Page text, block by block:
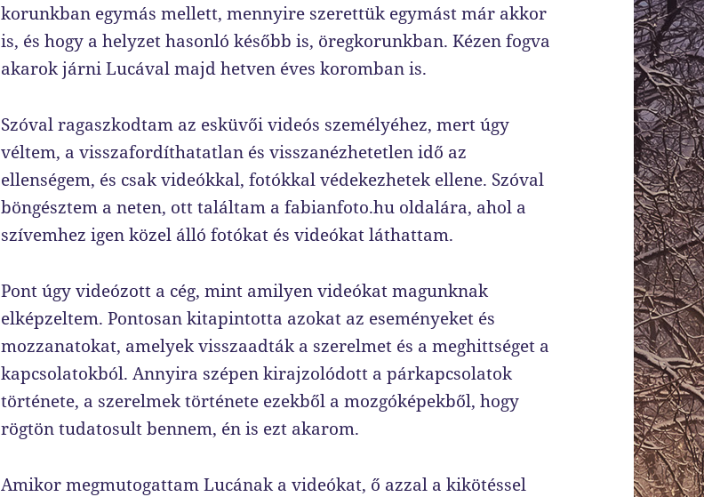
korunkban egymás mellett, mennyire szerettük egymást már akkor
is, és hogy a helyzet hasonló később is, öregkorunkban. Kézen fogva
akarok járni Lucával majd hetven éves koromban is.
Szóval ragaszkodtam az esküvői videós személyéhez, mert úgy
véltem, a visszafordíthatatlan és visszanézhetetlen idő az
ellenségem, és csak videókkal, fotókkal védekezhetek ellene. Szóval
böngésztem a neten, ott találtam a fabianfoto.hu oldalára, ahol a
szívemhez igen közel álló fotókat és videókat láthattam.
Pont úgy videózott a cég, mint amilyen videókat magunknak
elképzeltem. Pontosan kitapintotta azokat az eseményeket és
mozzanatokat, amelyek visszaadták a szerelmet és a meghittséget a
kapcsolatokból. Annyira szépen kirajzolódott a párkapcsolatok
története, a szerelmek története ezekből a mozgóképekből, hogy
rögtön tudatosult bennem, én is ezt akarom.
Amikor megmutogattam Lucának a videókat, ő azzal a kikötéssel